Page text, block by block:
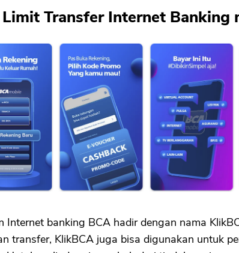
Limit Transfer Internet Banking
Internet banking BCA hadir dengan nama
transfer, KlikBCA juga bisa digunakan untuk